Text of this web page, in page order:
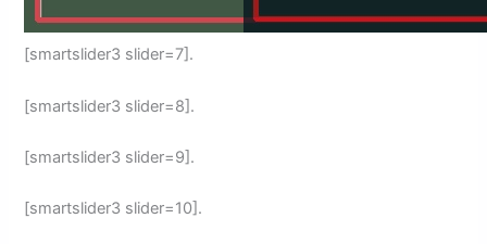
[smartslider3 slider=7].
[smartslider3 slider=8].
[smartslider3 slider=9].
[smartslider3 slider=10].